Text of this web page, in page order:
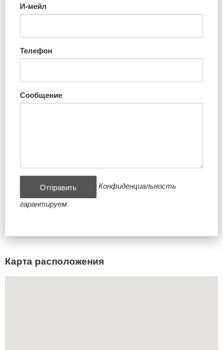
И-мейл
Телефон
Сообщение
Конфиденциальность
гарантируем.
Карта расположения